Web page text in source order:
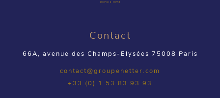
Contact
66A, avenue des Champs-Elysées 75008 Paris
contact@groupenetter.com
+33 (0) 1 53 83 93 93